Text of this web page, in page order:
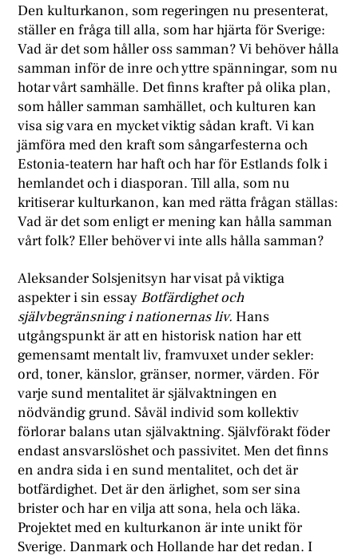
Den kulturkanon, som regeringen nu presenterat,
ställer en fråga till alla, som har hjärta för Sverige:
Vad är det som håller oss samman? Vi behöver hålla
samman inför de inre och yttre spänningar, som nu
hotar vårt samhälle. Det finns krafter på olika plan,
som håller samman samhället, och kulturen kan
visa sig vara en mycket viktig sådan kraft. Vi kan
jämföra med den kraft som sångarfesterna och
Estonia-teatern har haft och har för Estlands folk i
hemlandet och i diasporan. Till alla, som nu
kritiserar kulturkanon, kan med rätta frågan ställas:
Vad är det som enligt er mening kan hålla samman
vårt folk? Eller behöver vi inte alls hålla samman?
Aleksander Solsjenitsyn har visat på viktiga
aspekter i sin essay Botfärdighet och
självbegränsning i nationernas liv. Hans
utgångspunkt är att en historisk nation har ett
gemensamt mentalt liv, framvuxet under sekler:
ord, toner, känslor, gränser, normer, värden. För
varje sund mentalitet är självaktningen en
nödvändig grund. Såväl individ som kollektiv
förlorar balans utan självaktning. Självförakt föder
endast ansvarslöshet och passivitet. Men det finns
en andra sida i en sund mentalitet, och det är
botfärdighet. Det är den ärlighet, som ser sina
brister och har en vilja att sona, hela och läka.
Projektet med en kulturkanon är inte unikt för
Sverige. Danmark och Hollande har det redan. I